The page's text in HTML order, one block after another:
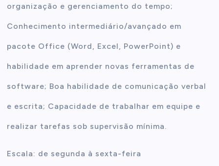
organização e gerenciamento do tempo;
Conhecimento intermediário/avançado em
pacote Office (Word, Excel, PowerPoint) e
habilidade em aprender novas ferramentas de
software; Boa habilidade de comunicação verbal
e escrita; Capacidade de trabalhar em equipe e
realizar tarefas sob supervisão mínima.
Escala: de segunda à sexta-feira